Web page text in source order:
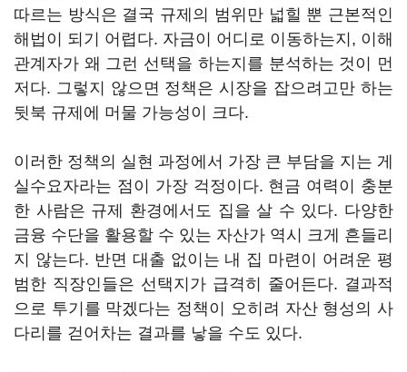
따르는 방식은 결국 규제의 범위만 넓힐 뿐 근본적인
해법이 되기 어렵다. 자금이 어디로 이동하는지, 이해
관계자가 왜 그런 선택을 하는지를 분석하는 것이 먼
저다. 그렇지 않으면 정책은 시장을 잡으려고만 하는
뒷북 규제에 머물 가능성이 크다.
이러한 정책의 실현 과정에서 가장 큰 부담을 지는 게
실수요자라는 점이 가장 걱정이다. 현금 여력이 충분
한 사람은 규제 환경에서도 집을 살 수 있다. 다양한
금융 수단을 활용할 수 있는 자산가 역시 크게 흔들리
지 않는다. 반면 대출 없이는 내 집 마련이 어려운 평
범한 직장인들은 선택지가 급격히 줄어든다. 결과적
으로 투기를 막겠다는 정책이 오히려 자산 형성의 사
다리를 걷어차는 결과를 낳을 수도 있다.